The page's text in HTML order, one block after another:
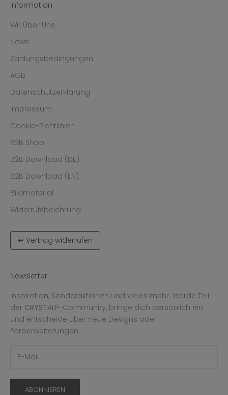
Information
Wir Über Uns
News
Zahlungsbedingungen
AGB
Datenschutzerklärung
Impressum
Cookie-Richtlinien
B2B Shop
B2B Download (DE)
B2B Download (EN)
Bildmaterial
Widerrufsbelehrung
↩ Vertrag widerrufen
Newsletter
Inspiration, Sonderaktionen und vieles mehr. Werde Teil
der CRYSTALP-Community, bringe dich persönlich ein
und entscheide über neue Designs oder
Farberweiterungen.
ABONNIEREN